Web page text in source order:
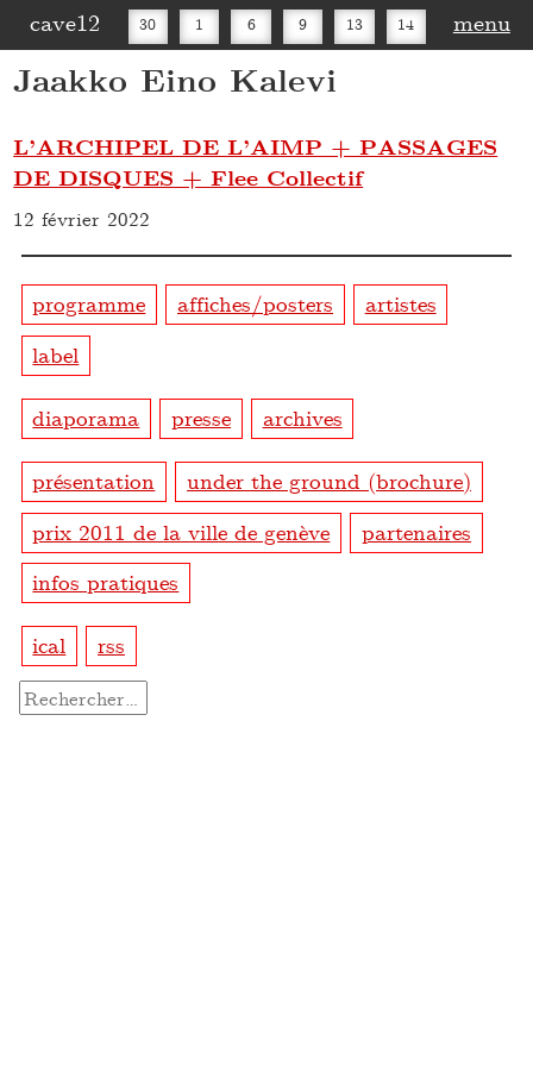
cave12 30 1 6 9 13 14
16 27
menu
Jaakko Eino Kalevi
L’ARCHIPEL DE L’AIMP + PASSAGES
DE DISQUES + Flee Collectif
12 février 2022
programme affiches/posters
artistes
label
diaporama presse archives
présentation
under the ground (brochure)
prix 2011 de la ville de genève
partenaires
infos pratiques
ical rss
Rechercher :